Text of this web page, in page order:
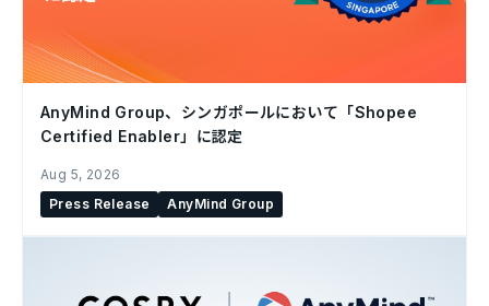
AnyMind Group、シンガポールにおいて「Shopee
Certified Enabler」に認定
Aug 5, 2026
Press Release
AnyMind Group